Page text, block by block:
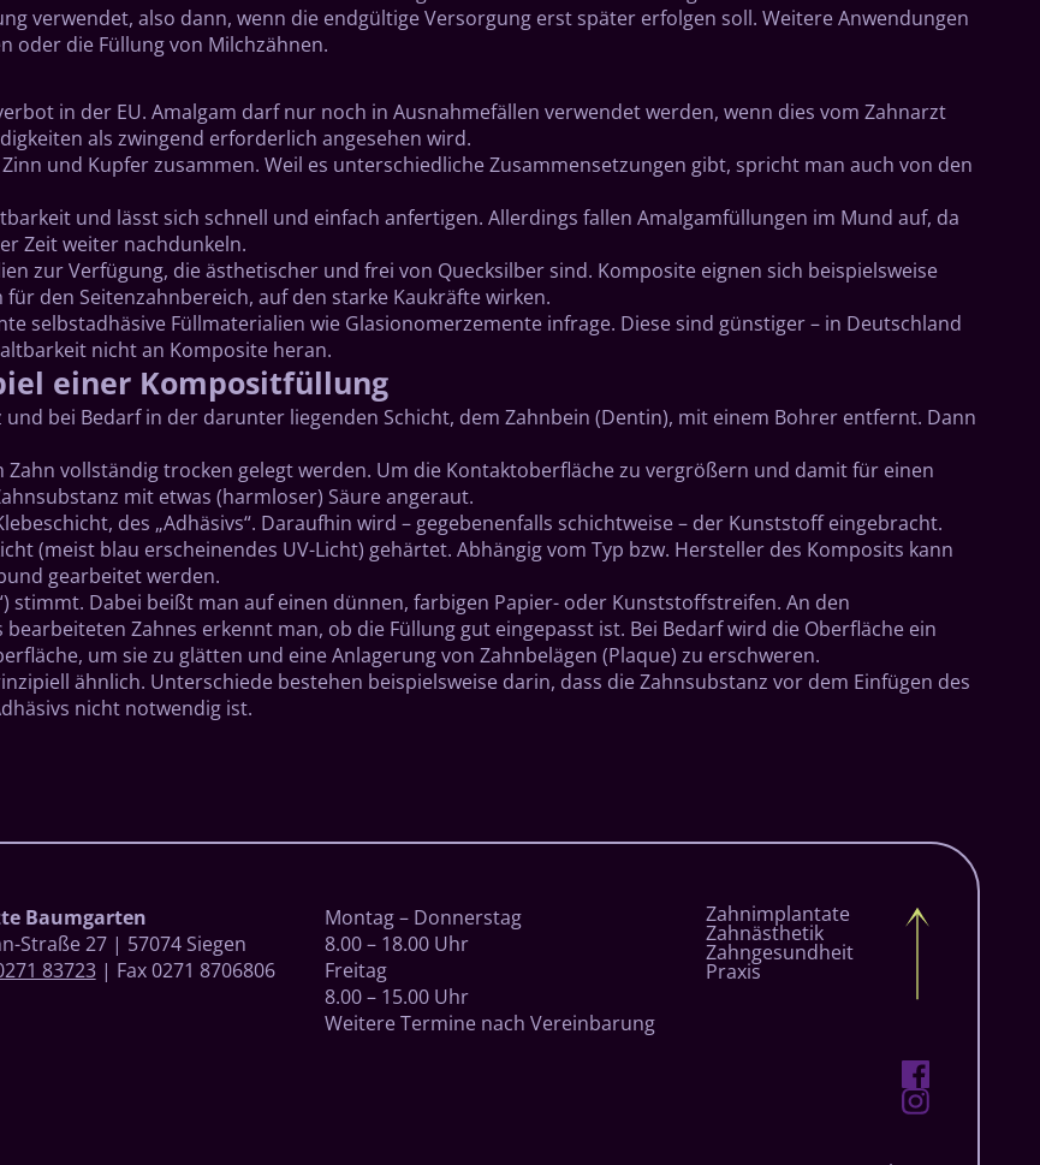
verwendet, also dann, wenn die endgültige Versorgung erst später erfolgen soll. Weitere Anwendungen
oder die Füllung von Milchzähnen.
in der EU. Amalgam darf nur noch in Ausnahmefällen verwendet werden, wenn dies vom Zahnarzt
als zwingend erforderlich angesehen wird.
und Kupfer zusammen. Weil es unterschiedliche Zusammensetzungen gibt, spricht man auch von den
und lässt sich schnell und einfach anfertigen. Allerdings fallen Amalgamfüllungen im Mund auf, da
Zeit weiter nachdunkeln.
zur Verfügung, die ästhetischer und frei von Quecksilber sind. Komposite eignen sich beispielsweise
den Seitenzahnbereich, auf den starke Kaukräfte wirken.
selbstadhäsive Füllmaterialien wie Glasionomerzemente infrage. Diese sind günstiger – in Deutschland
nicht an Komposite heran.
einer Kompositfüllung
bei Bedarf in der darunter liegenden Schicht, dem Zahnbein (Dentin), mit einem Bohrer entfernt. Dann
vollständig trocken gelegt werden. Um die Kontaktoberfläche zu vergrößern und damit für einen
mit etwas (harmloser) Säure angeraut.
des „Adhäsivs“. Daraufhin wird – gegebenenfalls schichtweise – der Kunststoff eingebracht.
(meist blau erscheinendes UV-Licht) gehärtet. Abhängig vom Typ bzw. Hersteller des Komposits kann
gearbeitet werden.
stimmt. Dabei beißt man auf einen dünnen, farbigen Papier- oder Kunststoffstreifen. An den
Zahnes erkennt man, ob die Füllung gut eingepasst ist. Bei Bedarf wird die Oberfläche ein
um sie zu glätten und eine Anlagerung von Zahnbelägen (Plaque) zu erschweren.
ähnlich. Unterschiede bestehen beispielsweise darin, dass die Zahnsubstanz vor dem Einfügen des
nicht notwendig ist.
Baumgarten
Straße 27 | 57074 Siegen
83723| Fax 0271 8706806
Montag – Donnerstag
8.00 – 18.00 Uhr
Freitag
8.00 – 15.00 Uhr
Weitere Termine nach Vereinbarung
Navigation
überspringen
Zahnimplantate
Zahnästhetik
Zahngesundheit
Praxis